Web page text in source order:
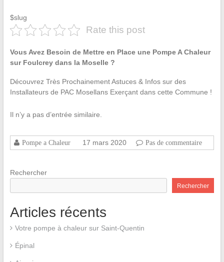
$slug
Rate this post
Vous Avez Besoin de Mettre en Place une Pompe A Chaleur
sur Foulcrey dans la Moselle ?
Découvrez Très Prochainement Astuces & Infos sur des
Installateurs de PAC Mosellans Exerçant dans cette Commune !
Il n’y a pas d’entrée similaire.
Pompe a Chaleur 17 mars 2020 Pas de commentaire
Rechercher
Rechercher
Articles récents
Votre pompe à chaleur sur Saint-Quentin
Épinal